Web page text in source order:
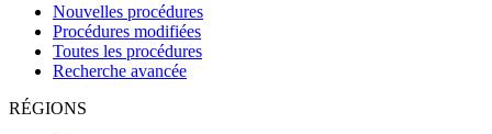
Nouvelles procédures
Procédures modifiées
Toutes les procédures
Recherche avancée
RÉGIONS